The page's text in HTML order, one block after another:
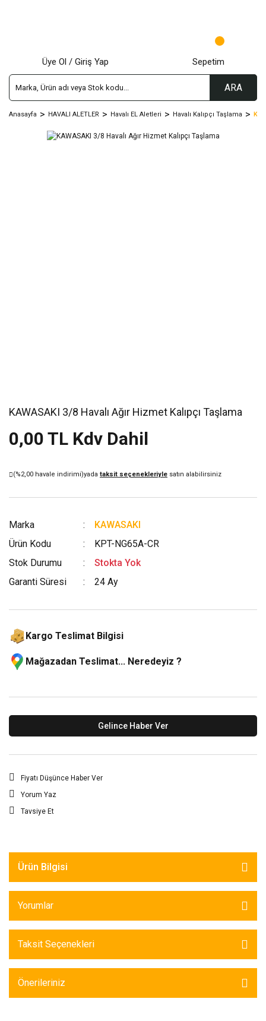
ARA
Üye Ol / Giriş Yap Sepetim
Anasayfa HAVALI ALETLER Havalı EL Aletleri Havalı Kalıpçı Taşlama
KAWASAKI 3/8 Havalı Ağır Hizmet Kalıpçı Taşlama
0,00 TL Kdv Dahil
(%2,00 havale indirimi)yada taksit seçenekleriyle satın alabilirsiniz
Marka
KAWASAKI
Ürün Kodu
KPT-NG65A-CR
Stok Durumu
Stokta Yok
Garanti Süresi
24 Ay
Kargo Teslimat Bilgisi
Mağazadan Teslimat... Neredeyiz ?
Gelince Haber Ver
Fiyatı Düşünce Haber Ver
Yorum Yaz
Tavsiye Et
Ürün Bilgisi
Yorumlar
Taksit Seçenekleri
Önerileriniz